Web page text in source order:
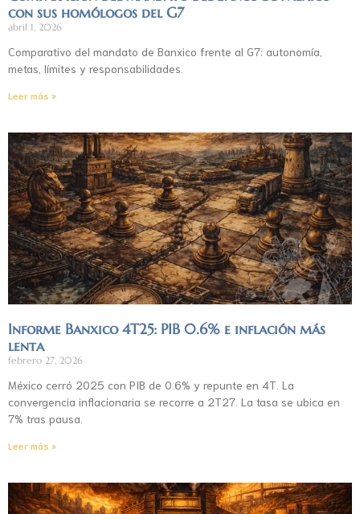
con sus homólogos del G7
abril 1, 2026
Comparativo del mandato de Banxico frente al G7: autonomía,
metas, límites y responsabilidades.
Leer más »
Informe Banxico 4T25: PIB 0.6% e inflación más
lenta
febrero 27, 2026
México cerró 2025 con PIB de 0.6% y repunte en 4T. La
convergencia inflacionaria se recorre a 2T27. La tasa se ubica en
7% tras pausa.
Leer más »